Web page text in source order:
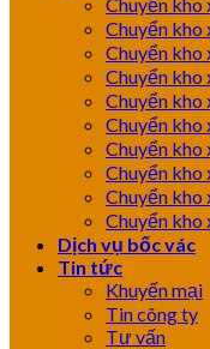
Chuyển
Chuyển
Chuyển
Chuyển
Chuyển
Chuyển kho
Chuyển
Chuyển kho
Chuyển
Dịch vụ bốc vác
Tin tức
Khuyến mại
Tin công ty
Tư vấn